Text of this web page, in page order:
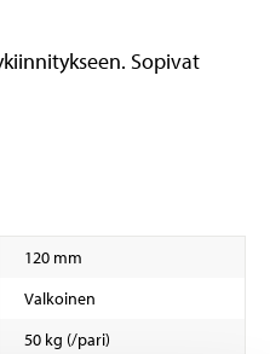
Sopivat
120 mm
Valkoinen
50 kg (/pari)